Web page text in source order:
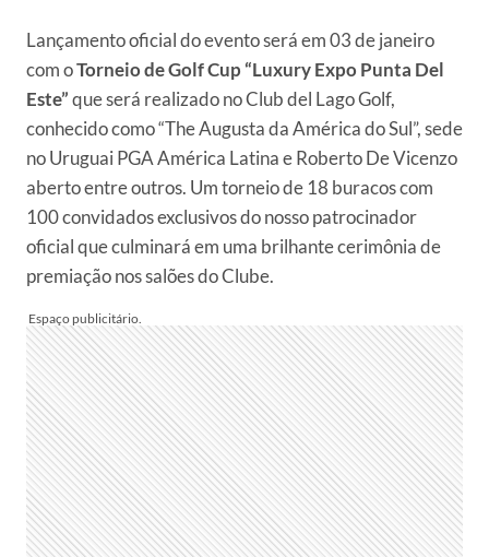
Lançamento oficial do evento será em 03 de janeiro
com oTorneio de Golf Cup “Luxury Expo Punta Del
Este”que será realizado no Club del Lago Golf,
conhecido como “The Augusta da América do Sul”, sede
no Uruguai PGA América Latina e Roberto De Vicenzo
aberto entre outros. Um torneio de 18 buracos com
100 convidados exclusivos do nosso patrocinador
oficial que culminará em uma brilhante cerimônia de
premiação nos salões do Clube.